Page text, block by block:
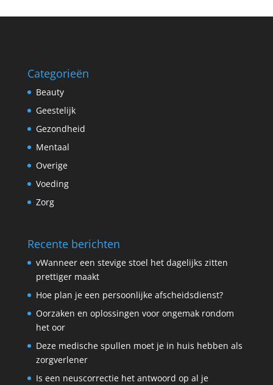
Categorieën
Beauty
Geestelijk
Gezondheid
Mentaal
Overige
Voeding
Zorg
Recente berichten
vWanneer een stevige stoel het dagelijks zitten
prettiger maakt
Hoe plan je een persoonlijke afscheidsdienst?
Oorzaken en oplossingen voor ongemak rondom
het oor
Deze medische spullen moet je in huis hebben als
zorgverlener
Is een neuscorrectie het antwoord op al je